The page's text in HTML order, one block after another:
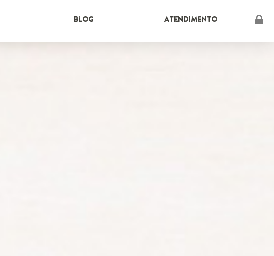
Blog Atendimento